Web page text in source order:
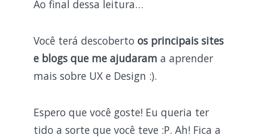
Ao final dessa leitura…
Você terá descoberto os principais sites
e blogs que me ajudaram a aprender
mais sobre UX e Design :).
Espero que você goste! Eu queria ter
tido a sorte que você teve :P. Ah! Fica a